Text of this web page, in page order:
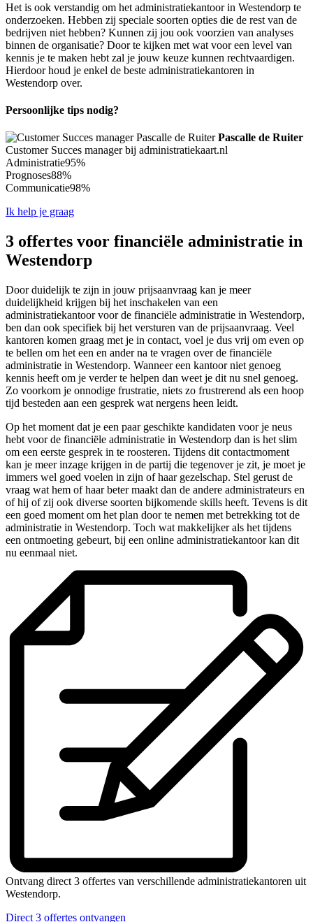
Het is ook verstandig om het administratiekantoor in Westendorp te
onderzoeken. Hebben zij speciale soorten opties die de rest van de
bedrijven niet hebben? Kunnen zij jou ook voorzien van analyses
binnen de organisatie? Door te kijken met wat voor een level van
kennis je te maken hebt zal je jouw keuze kunnen rechtvaardigen.
Hierdoor houd je enkel de beste administratiekantoren in
Westendorp over.
Persoonlijke tips nodig?
Pascalle de Ruiter
Customer Succes manager bij administratiekaart.nl
Administratie95%
Prognoses88%
Communicatie98%
Ik help je graag
3 offertes voor financiële administratie in
Westendorp
Door duidelijk te zijn in jouw prijsaanvraag kan je meer
duidelijkheid krijgen bij het inschakelen van een
administratiekantoor voor de financiële administratie in Westendorp,
ben dan ook specifiek bij het versturen van de prijsaanvraag. Veel
kantoren komen graag met je in contact, voel je dus vrij om even op
te bellen om het een en ander na te vragen over de financiële
administratie in Westendorp. Wanneer een kantoor niet genoeg
kennis heeft om je verder te helpen dan weet je dit nu snel genoeg.
Zo voorkom je onnodige frustratie, niets zo frustrerend als een hoop
tijd besteden aan een gesprek wat nergens heen leidt.
Op het moment dat je een paar geschikte kandidaten voor je neus
hebt voor de financiële administratie in Westendorp dan is het slim
om een eerste gesprek in te roosteren. Tijdens dit contactmoment
kan je meer inzage krijgen in de partij die tegenover je zit, je moet je
immers wel goed voelen in zijn of haar gezelschap. Stel gerust de
vraag wat hem of haar beter maakt dan de andere administrateurs en
of hij of zij ook diverse soorten bijkomende skills heeft. Tevens is dit
een goed moment om het plan door te nemen met betrekking tot de
administratie in Westendorp. Toch wat makkelijker als het tijdens
een ontmoeting gebeurt, bij een online administratiekantoor kan dit
nu eenmaal niet.
Ontvang direct 3 offertes van verschillende administratiekantoren uit
Westendorp.
Direct 3 offertes ontvangen